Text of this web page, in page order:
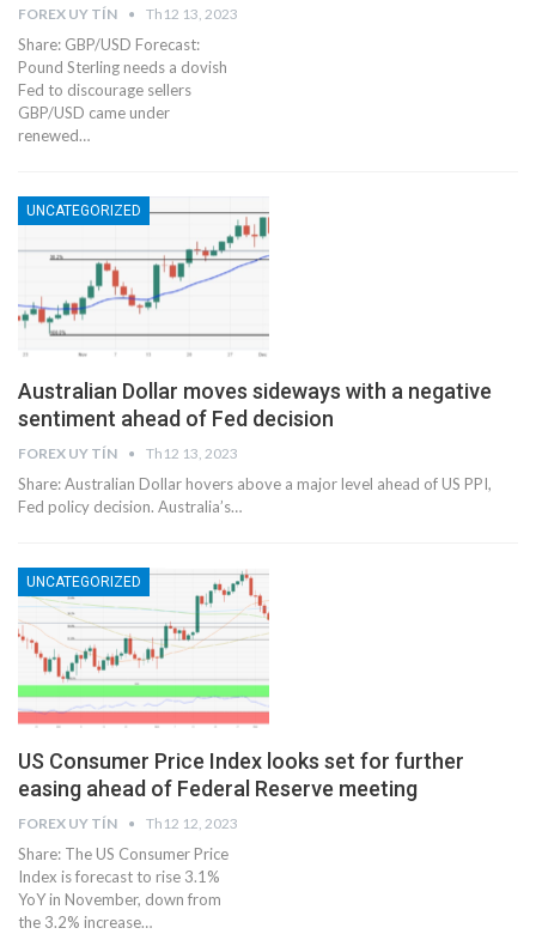
FOREX UY TÍN Th12 13, 2023
Share: GBP/USD Forecast:
Pound Sterling needs a dovish
Fed to discourage sellers
GBP/USD came under
renewed…
UNCATEGORIZED
Australian Dollar moves sideways with a negative
sentiment ahead of Fed decision
FOREX UY TÍN Th12 13, 2023
Share: Australian Dollar hovers above a major level ahead of US PPI,
Fed policy decision. Australia’s…
UNCATEGORIZED
US Consumer Price Index looks set for further
easing ahead of Federal Reserve meeting
FOREX UY TÍN Th12 12, 2023
Share: The US Consumer Price
Index is forecast to rise 3.1%
YoY in November, down from
the 3.2% increase…